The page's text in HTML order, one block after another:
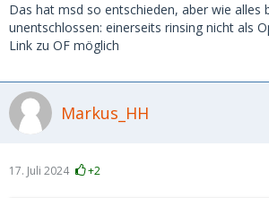
Das hat msd so entschieden, aber wie alles
unentschlossen: einerseits rinsing nicht als
Link zu OF möglich
Markus_HH
17. Juli 2024 +2